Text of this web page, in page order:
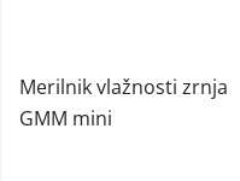
Merilnik vlažnosti zrnja
GMM mini